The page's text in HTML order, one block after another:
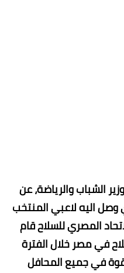
الشباب والرياضة، عن
وصل اليه لاعبي المنتخب
المصري للسلاح قام
في مصر خلال الفترة
في جميع المحافل